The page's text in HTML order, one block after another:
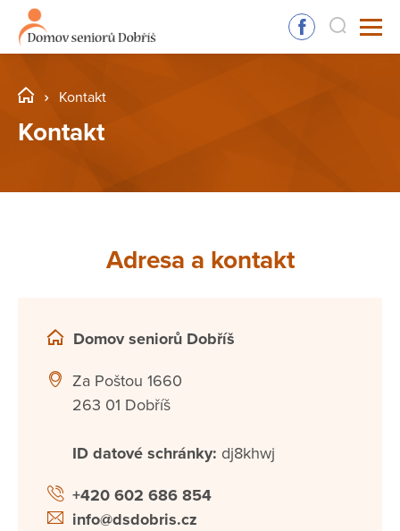
Kontakt
Kontakt
Adresa a kontakt
Domov seniorů Dobříš
Za Poštou 1660
263 01 Dobříš
ID datové schránky: dj8khwj
+420 602 686 854
info@dsdobris.cz